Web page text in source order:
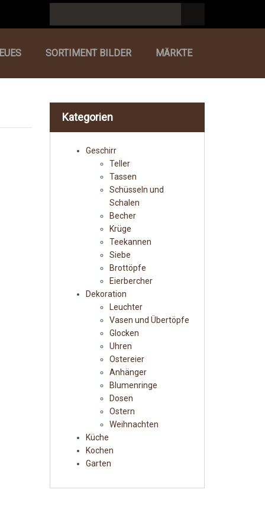
SORTIMENT BILDER MÄRKTE
Kategorien
Geschirr
Teller
Tassen
Schüsseln und
Schalen
Becher
Krüge
Teekannen
Siebe
Brottöpfe
Eierbercher
Dekoration
Leuchter
Vasen und Übertöpfe
Glocken
Uhren
Ostereier
Anhänger
Blumenringe
Dosen
Ostern
Weihnachten
Küche
Kochen
Garten